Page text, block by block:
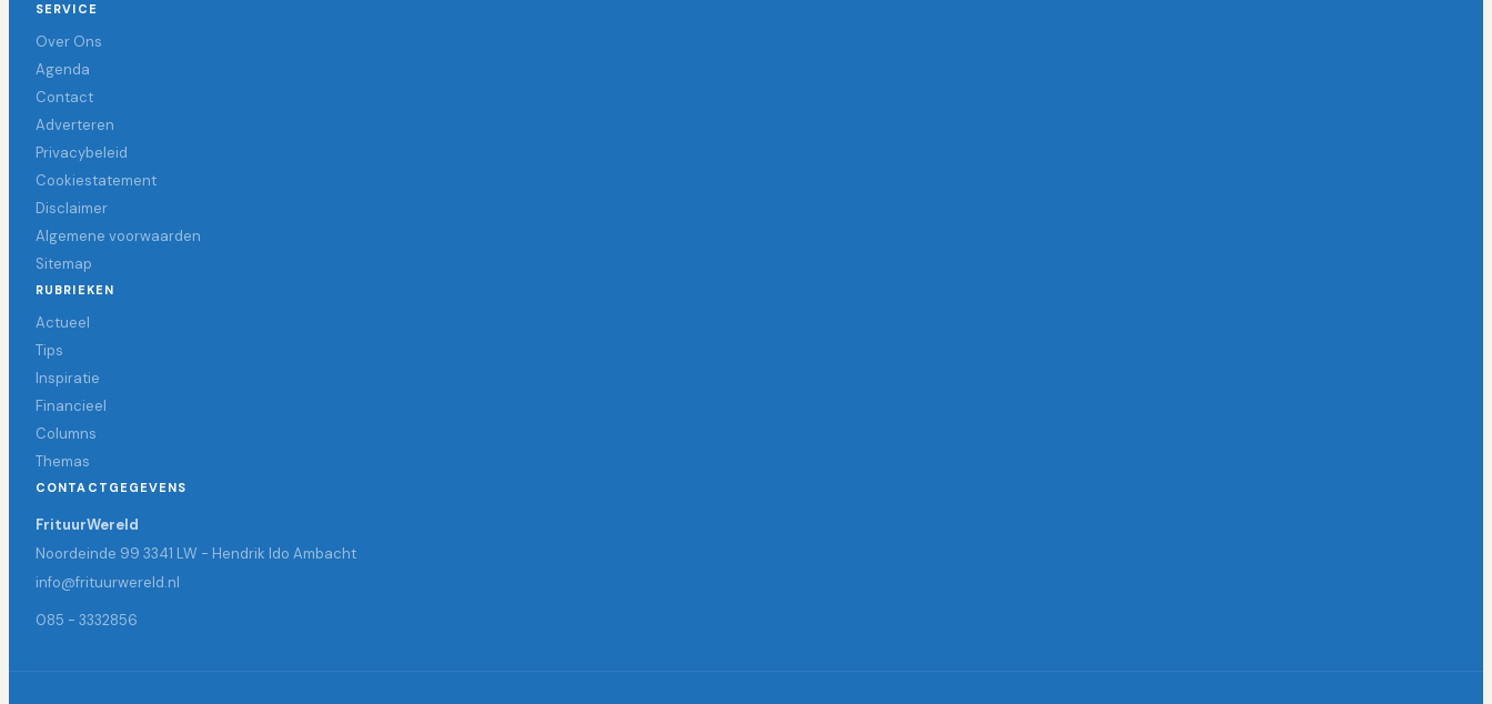
SERVICE
Over Ons
Agenda
Contact
Adverteren
Privacybeleid
Cookiestatement
Disclaimer
Algemene voorwaarden
Sitemap
RUBRIEKEN
Actueel
Tips
Inspiratie
Financieel
Columns
Themas
CONTACTGEGEVENS
FrituurWereld
Noordeinde 99 3341 LW - Hendrik Ido Ambacht
info@frituurwereld.nl
085 - 3332856